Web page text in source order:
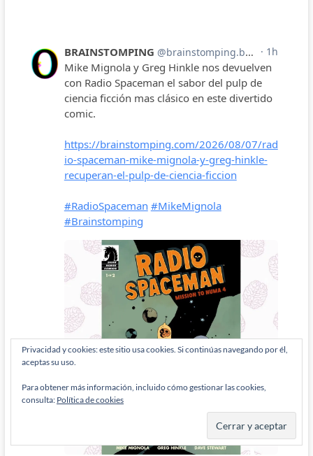
Privacidad y cookies: este sitio usa cookies. Si continúas navegando por él,
aceptas su uso.
Para obtener más información, incluido cómo gestionar las cookies,
consulta: Política de cookies